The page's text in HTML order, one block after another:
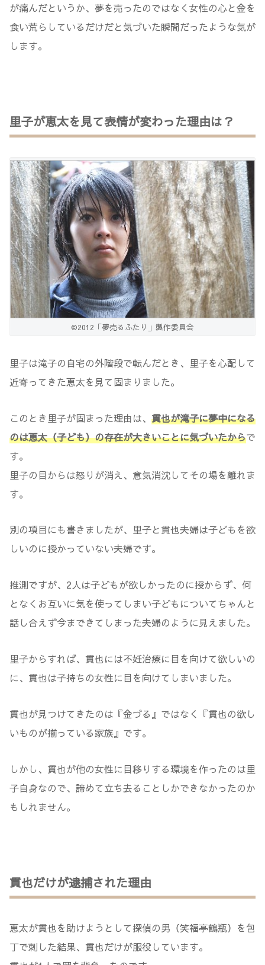
が痛んだというか、夢を売ったのではなく女性の心と金を
食い荒らしているだけだと気づいた瞬間だったような気が
します。
里子が恵太を見て表情が変わった理由は？
©2012「夢売るふたり」製作委員会
里子は滝子の自宅の外階段で転んだとき、里子を心配して
近寄ってきた恵太を見て固まりました。
このとき里子が固まった理由は、 貫也が滝子に夢中になる
のは恵太（子ども）の存在が大きいことに気づいたからで
す。
里子の目からは怒りが消え、意気消沈してその場を離れま
す。
別の項目にも書きましたが、里子と貫也夫婦は子どもを欲
しいのに授かっていない夫婦です。
推測ですが、2人は子どもが欲しかったのに授からず、何
となくお互いに気を使ってしまい子どもについてちゃんと
話し合えず今まできてしまった夫婦のように見えました。
里子からすれば、貫也には不妊治療に目を向けて欲しいの
に、貫也は子持ちの女性に目を向けてしまいました。
貫也が見つけてきたのは『金づる』ではなく『貫也の欲し
いものが揃っている家族』です。
しかし、貫也が他の女性に目移りする環境を作ったのは里
子自身なので、諦めて立ち去ることしかできなかったのか
もしれません。
貫也だけが逮捕された理由
恵太が貫也を助けようとして探偵の男（笑福亭鶴瓶）を包
丁で刺した結果、貫也だけが服役しています。